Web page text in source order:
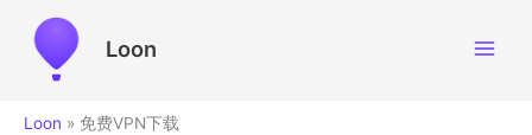
Loon
Loon » 免费VPN下载